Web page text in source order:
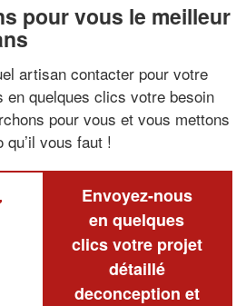
pour vous le meilleur
artisan contacter pour votre
en quelques clics votre besoin
pour vous et vous mettons
vous faut !
Envoyez-nous
en quelques
clics votre projet
détaillé
deconception et